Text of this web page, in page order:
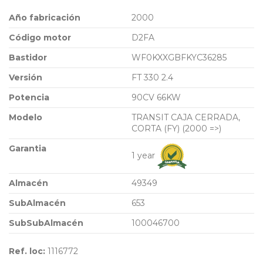
Año fabricación
2000
Código motor
D2FA
Bastidor
WF0KXXGBFKYC36285
Versión
FT 330 2.4
Potencia
90CV 66KW
Modelo
TRANSIT CAJA CERRADA,
CORTA (FY) (2000 =>)
Garantia
1 year
Almacén
49349
SubAlmacén
653
SubSubAlmacén
100046700
Ref. loc: 1116772